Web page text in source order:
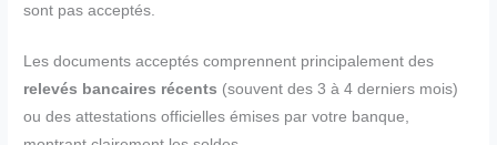
sont pas acceptés.
Les documents acceptés comprennent principalement des
relevés bancaires récents (souvent des 3 à 4 derniers mois)
ou des attestations officielles émises par votre banque,